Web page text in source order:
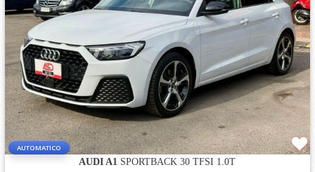
AUTOMATICO
AUDI A1 SPORTBACK 30 TFSI 1.0T